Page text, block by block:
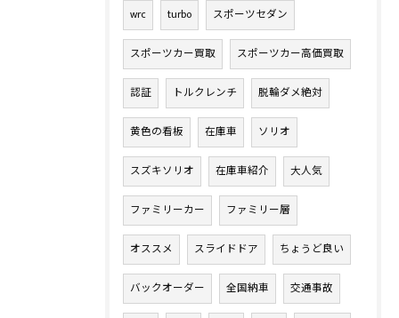
wrc turbo スポーツセダン
スポーツカー買取 スポーツカー高価買取
認証 トルクレンチ 脱輪ダメ絶対
黄色の看板 在庫車 ソリオ
スズキソリオ 在庫車紹介 大人気
ファミリーカー ファミリー層
オススメ スライドドア ちょうど良い
バックオーダー 全国納車 交通事故